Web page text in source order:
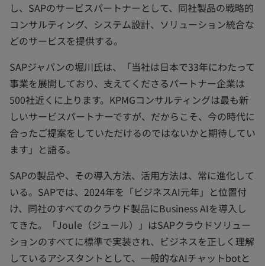
し、SAPのサービスパートナーとして、同社製品の戦略的
コンサルティング、システム設計、ソリューション統合な
どのサービスを提供する。
SAPジャパンの堀川氏は、「当社は日本で33年にわたって
事業を展開しており、支えてくださるパートナー企業は
500社近くに上ります。KPMGコンサルティングは最も新
しいサービスパートナーですが、だからこそ、今の時代に
合ったご提案をしていただけるのではないかと期待してい
ます」と語る。
SAPの製品や、その導入方法、活用方法は、常に進化して
いる。SAPでは、2024年を「ビジネスAI元年」と位置付
け、同社のすべてのクラウド製品にBusiness AIを導入し
てきた。「Joule（ジュール）」はSAPクラウドソリュー
ションのすべてに標準で実装され、ビジネスを正しく理解
しているアシスタントとして、一般的なAIチャットbotと